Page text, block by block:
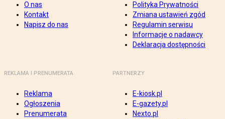
O nas
Kontakt
Napisz do nas
Polityka Prywatności
Zmiana ustawień zgód
Regulamin serwisu
Informacje o nadawcy
Deklaracja dostępności
REKLAMA I PRENUMERATA
Reklama
Ogłoszenia
Prenumerata
PARTNERZY
E-kiosk.pl
E-gazety.pl
Nexto.pl